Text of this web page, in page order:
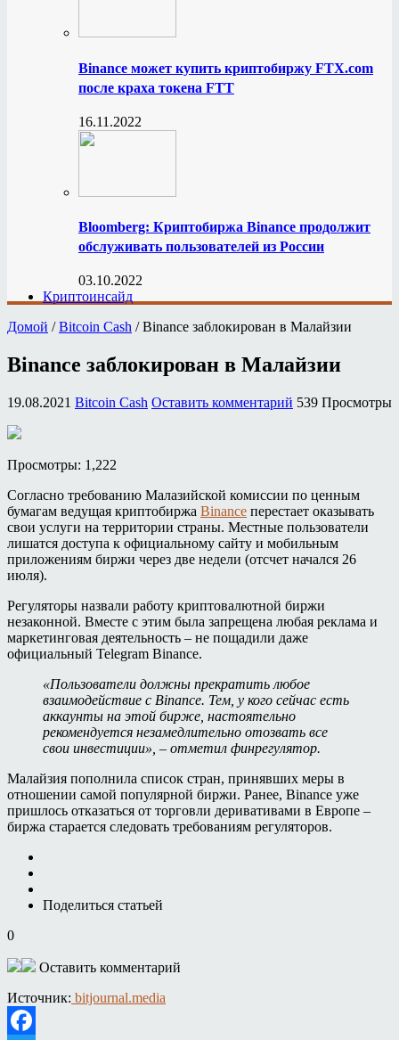
Binance может купить криптобиржу FTX.com
после краха токена FTT
16.11.2022
Bloomberg: Криптобиржа Binance продолжит
обслуживать пользователей из России
03.10.2022
Криптоинсайд
Домой / Bitcoin Cash / Binance заблокирован в Малайзии
Binance заблокирован в Малайзии
19.08.2021 Bitcoin Cash Оставить комментарий 539 Просмотры
Просмотры: 1,222
Согласно требованию Малазийской комиссии по ценным
бумагам ведущая криптобиржа Binance перестает оказывать
свои услуги на территории страны. Местные пользователи
лишатся доступа к официальному сайту и мобильным
приложениям биржи через две недели (отсчет начался 26
июля).
Регуляторы назвали работу криптовалютной биржи
незаконной. Вместе с этим была запрещена любая реклама и
маркетинговая деятельность – не пощадили даже
официальный Telegram Binance.
«Пользователи должны прекратить любое
взаимодействие с Binance. Тем, у кого сейчас есть
аккаунты на этой бирже, настоятельно
рекомендуется незамедлительно отозвать все
свои инвестиции», – отметил финрегулятор.
Малайзия пополнила список стран, принявших меры в
отношении самой популярной биржи. Ранее, Binance уже
пришлось отказаться от торговли деривативами в Европе –
биржа старается следовать требованиям регуляторов.
Поделиться статьей
0
Оставить комментарий
Источник: bitjournal.media